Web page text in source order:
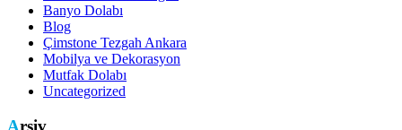
Banyo Dolabı
Blog
Çimstone Tezgah Ankara
Mobilya ve Dekorasyon
Mutfak Dolabı
Uncategorized
Arşiv